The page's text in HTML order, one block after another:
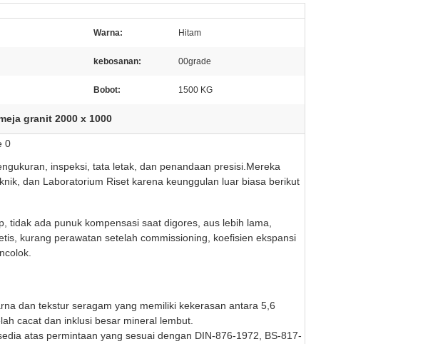
Warna: Hitam
kebosanan: 00grade
Bobot: 1500 KG
granit 2000 x 1000
0
inspeksi, tata letak, dan penandaan presisi.Mereka
dan Laboratorium Riset karena keunggulan luar biasa berikut
tidak ada punuk kompensasi saat digores, aus lebih lama,
kurang perawatan setelah commissioning, koefisien ekspansi
dan tekstur seragam yang memiliki kekerasan antara 5,6
cacat dan inklusi besar mineral lembut.
atas permintaan yang sesuai dengan DIN-876-1972, BS-817-